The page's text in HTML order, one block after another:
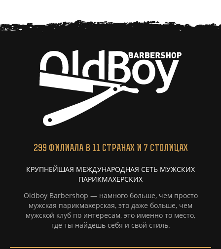
299 ФИЛИАЛАВ 11 СТРАНАХ И 7 СТОЛИЦАХ
КРУПНЕЙШАЯ МЕЖДУНАРОДНАЯ СЕТЬ МУЖСКИХ
ПАРИКМАХЕРСКИХ
Oldboy Barbershop — намного больше, чем просто
мужская парикмахерская, это даже больше, чем
мужской клуб по интересам, это именно то место,
где ты найдёшь себя и свой стиль.